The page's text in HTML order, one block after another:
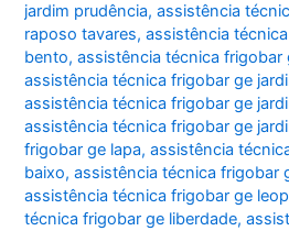
jardim prudência,assistência
raposo tavares,assistência
bento,assistência técnica frigobar
assistência técnica frigobar ge
assistência técnica frigobar ge
assistência técnica frigobar ge
frigobar ge lapa,assistência
baixo,assistência técnica frigobar
assistência técnica frigobar ge
técnica frigobar ge liberdade,